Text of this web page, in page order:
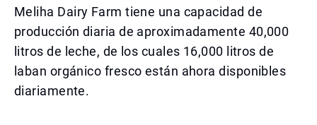
Meliha Dairy Farm tiene una capacidad de
producción diaria de aproximadamente 40,000
litros de leche, de los cuales 16,000 litros de
laban orgánico fresco están ahora disponibles
diariamente.